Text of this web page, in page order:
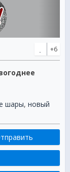
+6
шары, новый